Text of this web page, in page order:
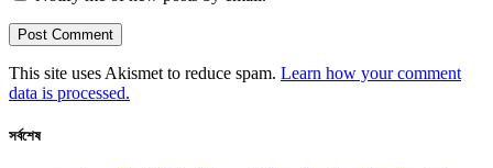
This site uses Akismet to reduce spam. Learn how your comment
data is processed.
সর্বশেষ